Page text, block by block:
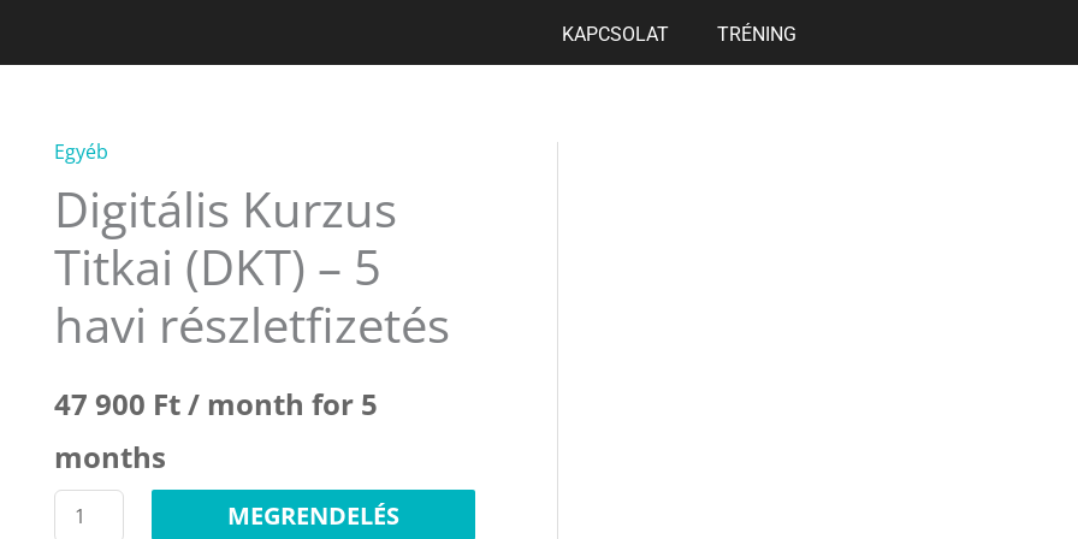
KAPCSOLAT TRÉNING
Egyéb
Digitális Kurzus
Titkai (DKT) – 5
havi részletfizetés
47 900 Ft/ month for 5
months
Digitális
Kurzus
Titkai
(DKT)
5
részletfizetés
MEGRENDELÉS